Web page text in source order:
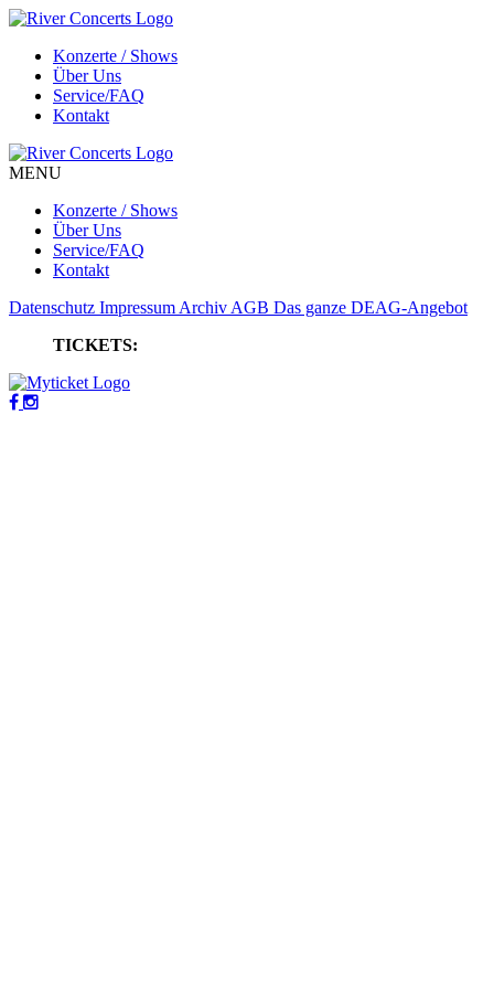
Konzerte / Shows
Über Uns
Service/FAQ
Kontakt
MENU
Konzerte / Shows
Über Uns
Service/FAQ
Kontakt
Datenschutz Impressum Archiv AGB Das ganze DEAG-Angebot
TICKETS: